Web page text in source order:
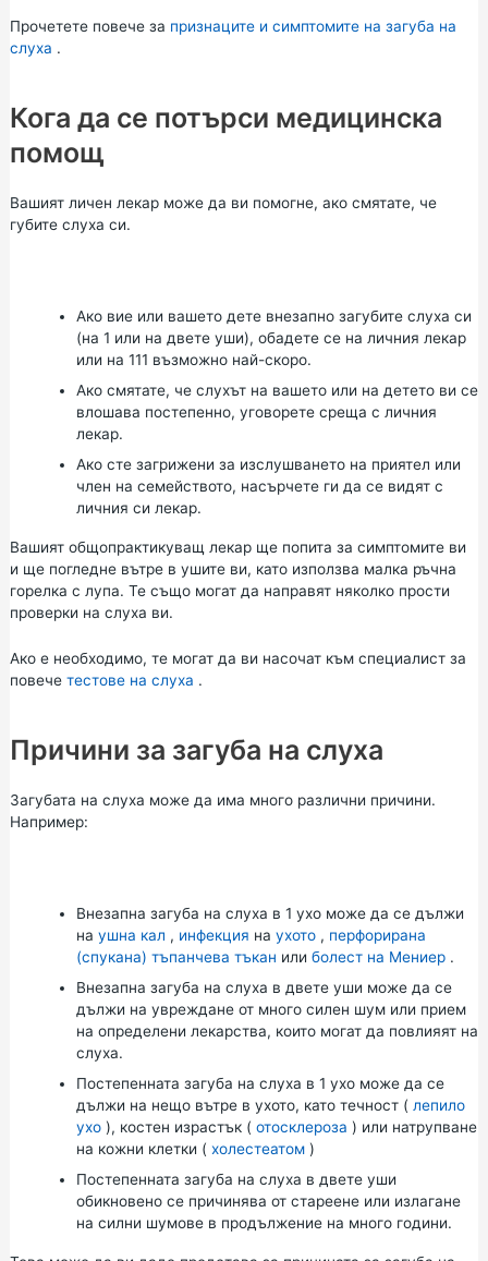
Прочетете повече за признаците и симптомите на загуба на
слуха .
Кога да се потърси медицинска
помощ
Вашият личен лекар може да ви помогне, ако смятате, че
губите слуха си.
Ако вие или вашето дете внезапно загубите слуха си
(на 1 или на двете уши), обадете се на личния лекар
или на 111 възможно най-скоро.
Ако смятате, че слухът на вашето или на детето ви се
влошава постепенно, уговорете среща с личния
лекар.
Ако сте загрижени за изслушването на приятел или
член на семейството, насърчете ги да се видят с
личния си лекар.
Вашият общопрактикуващ лекар ще попита за симптомите ви
и ще погледне вътре в ушите ви, като използва малка ръчна
горелка с лупа. Те също могат да направят няколко прости
проверки на слуха ви.
Ако е необходимо, те могат да ви насочат към специалист за
повече тестове на слуха .
Причини за загуба на слуха
Загубата на слуха може да има много различни причини.
Например:
Внезапна загуба на слуха в 1 ухо може да се дължи
на ушна кал , инфекция на ухото, перфорирана
(спукана) тъпанчева тъкан или болест на Мениер.
Внезапна загуба на слуха в двете уши може да се
дължи на увреждане от много силен шум или прием
на определени лекарства, които могат да повлияят на
слуха.
Постепенната загуба на слуха в 1 ухо може да се
дължи на нещо вътре в ухото, като течност ( лепило
ухо), костен израстък ( отосклероза ) или натрупване
на кожни клетки ( холестеатом)
Постепенната загуба на слуха в двете уши
обикновено се причинява от стареене или излагане
на силни шумове в продължение на много години.